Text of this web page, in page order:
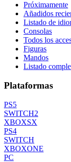
Próximamente
Añadidos
Listado de
Consolas
Todos los
Figuras
Mandos
Listado
Plataformas
PS5
SWITCH2
XBOXSX
PS4
SWITCH
XBOXONE
PC